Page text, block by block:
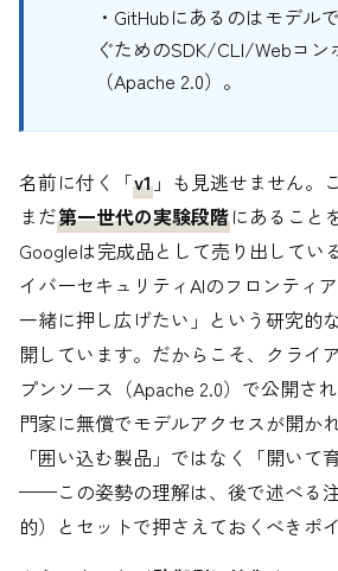
・GitHubにあるのはモデル
ぐためのSDK/CLI/Webコン
（Apache 2.0）。
名前に付く「v1 」も見逃せません。
まだ第一世代の実験段階にあること
Googleは完成品として売り出してい
イバーセキュリティAIのフロンティ
一緒に押し広げたい」という研究的
開しています。だからこそ、クライ
プンソース（Apache 2.0）で公開さ
門家に無償でモデルアクセスが開か
「囲い込む製品」ではなく「開いて
——この姿勢の理解は、後で述べる
的）とセットで押さえておくべきポ